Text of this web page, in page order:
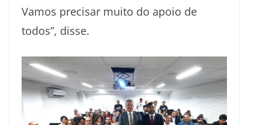
Vamos precisar muito do apoio de
todos”, disse.